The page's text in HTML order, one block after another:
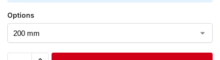
Options